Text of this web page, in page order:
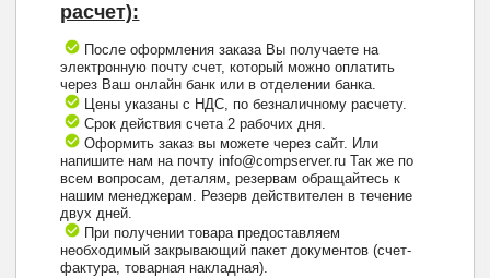
расчет):
После оформления заказа Вы получаете на
электронную почту счет, который можно оплатить
через Ваш онлайн банк или в отделении банка.
Цены указаны с НДС, по безналичному расчету.
Срок действия счета 2 рабочих дня.
Оформить заказ вы можете через сайт. Или
напишите нам на почту info@compserver.ru Так же по
всем вопросам, деталям, резервам обращайтесь к
нашим менеджерам. Резерв действителен в течение
двух дней.
При получении товара предоставляем
необходимый закрывающий пакет документов (счет-
фактура, товарная накладная).